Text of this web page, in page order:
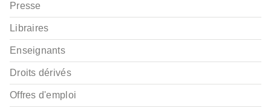
Presse
Libraires
Enseignants
Droits dérivés
Offres d'emploi